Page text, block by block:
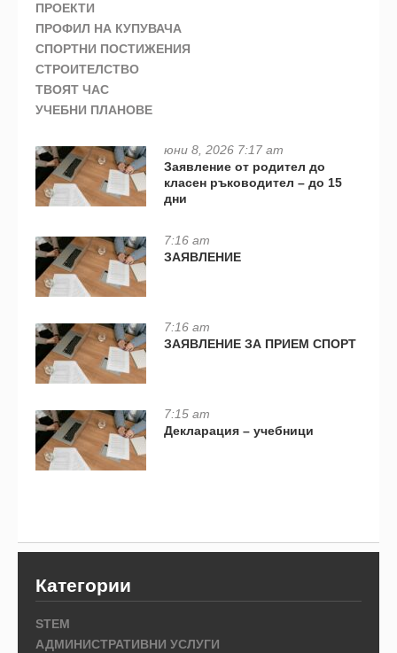
ПРОЕКТИ
ПРОФИЛ НА КУПУВАЧА
СПОРТНИ ПОСТИЖЕНИЯ
СТРОИТЕЛСТВО
ТВОЯТ ЧАС
УЧЕБНИ ПЛАНОВЕ
юни 8, 2026 7:17 am
Заявление от родител до
класен ръководител – до 15
дни
7:16 am
ЗАЯВЛЕНИЕ
7:16 am
ЗАЯВЛЕНИЕ ЗА ПРИЕМ СПОРТ
7:15 am
Декларация – учебници
Категории
STEM
АДМИНИСТРАТИВНИ УСЛУГИ